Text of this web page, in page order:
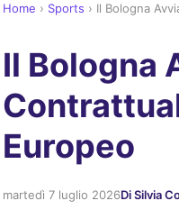
Home › Sports › Il Bologna
Il Bologna
Europeo
martedì 7 luglio 2026Di Silvia